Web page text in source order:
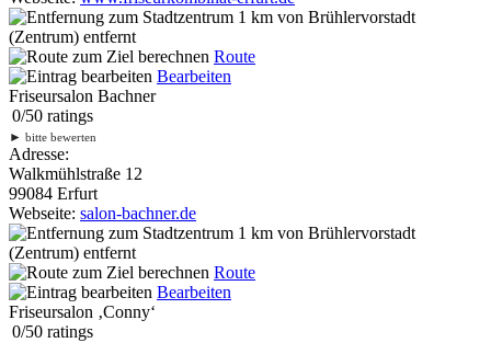
1 km von Brühlervorstadt
(Zentrum) entfernt
Route
Bearbeiten
Friseursalon Bachner
0/50 ratings
► bitte bewerten
Adresse:
Walkmühlstraße 12
99084 Erfurt
Webseite: salon-bachner.de
1 km von Brühlervorstadt
(Zentrum) entfernt
Route
Bearbeiten
Friseursalon ‚Conny‘
0/50 ratings